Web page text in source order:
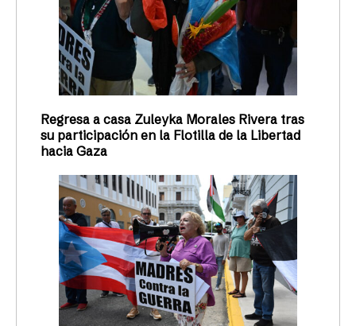
Regresa a casa Zuleyka Morales Rivera tras
su participación en la Flotilla de la Libertad
hacia Gaza